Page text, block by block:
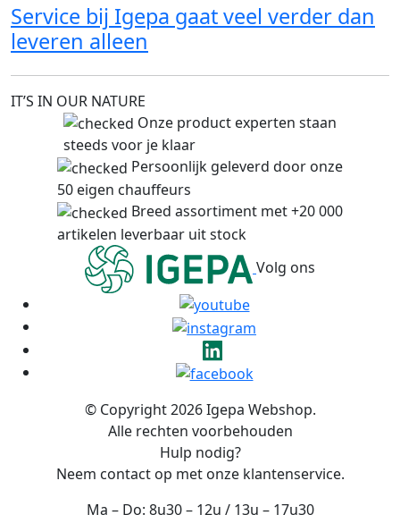
Service bij Igepa gaat veel verder dan
leveren alleen
IT’S IN OUR NATURE
Onze product experten staan
steeds voor je klaar
Persoonlijk geleverd door onze
50 eigen chauffeurs
Breed assortiment met +20 000
artikelen leverbaar uit stock
Volg ons
© Copyright 2026 Igepa Webshop.
Alle rechten voorbehouden
Hulp nodig?
Neem contact op met onze klantenservice.
Ma – Do: 8u30 – 12u / 13u – 17u30